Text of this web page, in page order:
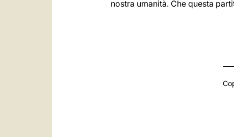
nostra umanità. Che questa